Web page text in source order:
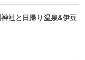
社と日帰り温泉&伊豆